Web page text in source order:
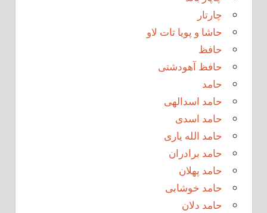
چارتار
حاشا و پویا تات لاو
حافظ
حافظ آهودشتی
حامد
حامد اسدالهی
حامد اسدی
حامد الله یاری
حامد برادران
حامد پهلان
حامد خوشابی
حامد دلان